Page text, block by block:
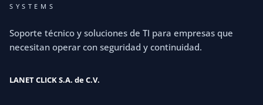
SYSTEMS
Soporte técnico y soluciones de TI para empresas que
necesitan operar con seguridad y continuidad.
LANET CLICK S.A. de C.V.